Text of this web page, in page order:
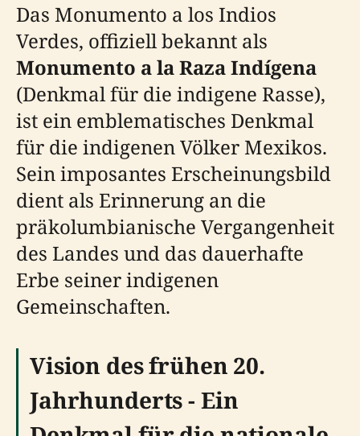
Das Monumento a los Indios
Verdes, offiziell bekannt als
Monumento a la Raza Indígena
(Denkmal für die indigene Rasse),
ist ein emblematisches Denkmal
für die indigenen Völker Mexikos.
Sein imposantes Erscheinungsbild
dient als Erinnerung an die
präkolumbianische Vergangenheit
des Landes und das dauerhafte
Erbe seiner indigenen
Gemeinschaften.
Vision des frühen 20.
Jahrhunderts - Ein